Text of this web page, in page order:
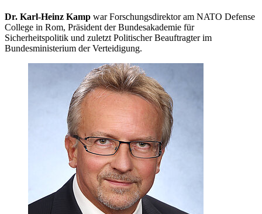
Dr. Karl-Heinz Kamp war Forschungsdirektor am NATO Defense
College in Rom, Präsident der Bundesakademie für
Sicherheitspolitik und zuletzt Politischer Beauftragter im
Bundesministerium der Verteidigung.